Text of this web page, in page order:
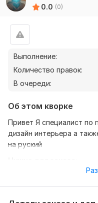
0.0 (0)
Выполнение:
Количество правок:
В очереди:
Об этом кворке
Привет Я специалист по
дизайн интерьера а
на руский
Вам всего лишь нужно